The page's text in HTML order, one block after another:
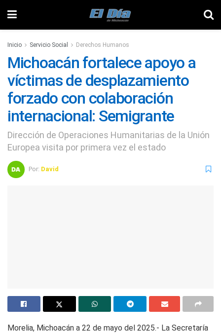
Inicio Servicio Social Derechos Humanos
Michoacán fortalece apoyo a
víctimas de desplazamiento
forzado con colaboración
internacional: Semigrante
Dirección de Operaciones Humanitarias de la Unión
Europea visita por primera vez el estado
Por: David
Morelia, Michoacán a 22 de mayo del 2025.- La Secretaría